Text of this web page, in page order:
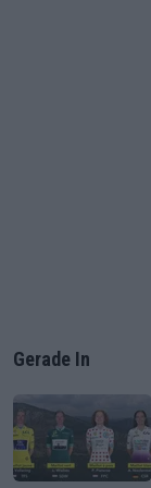
Gerade In